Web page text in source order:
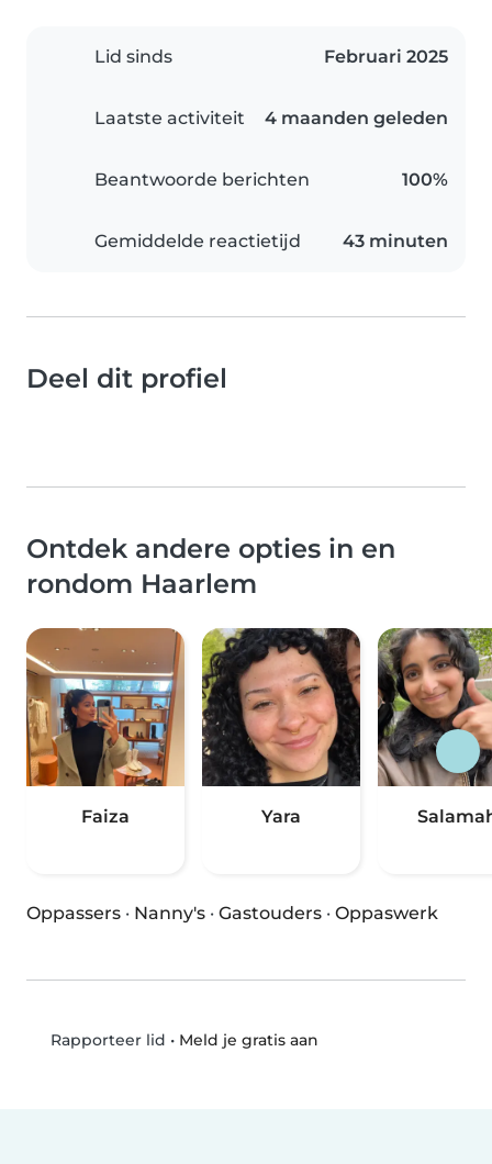
Lid sinds Februari 2025
Laatste activiteit 4 maanden geleden
Beantwoorde berichten 100%
Gemiddelde reactietijd 43 minuten
Deel dit profiel
Ontdek andere opties in en
rondom Haarlem
Faiza Yara
Oppassers · Nanny's · Gastouders · Oppaswerk
Rapporteer lid • Meld je gratis aan